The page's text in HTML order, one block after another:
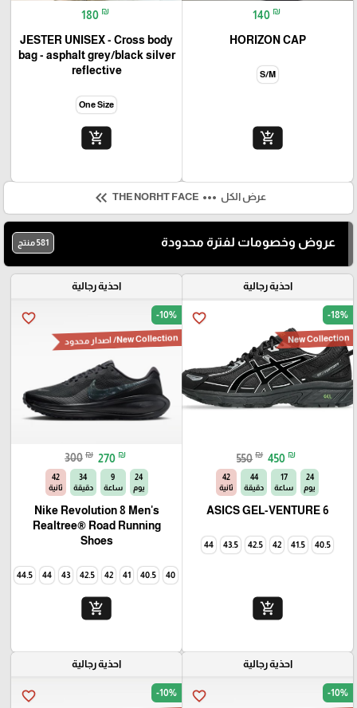
🎓
140 ₪
HORIZON CAP
S/M
add_shopping_cart
180 ₪
JESTER UNISEX - Cross body
bag - asphalt grey/black silver
reflective
One Size
add_shopping_cart
عرض الكل more_horiz
THE NORHT FACE
keyboard_double_arrow_left
عروض وخصومات لفترة محدودة 581 منتج
احذية رجالية
favorite_border -18%
New Collection
550 ₪ 450 ₪
24
يوم
17
ساعة
44
دقيقة
40
ثانية
ASICS GEL-VENTURE 6
40.5
41.5
42
42.5
43.5
44
add_shopping_cart
احذية رجالية
favorite_border -10%
New Collection/ اصدار محدود
300 ₪ 270 ₪
24
يوم
9
ساعة
34
دقيقة
40
ثانية
Nike Revolution 8 Men's
Realtree® Road Running
Shoes
40
40.5
41
42
42.5
43
44
44.5
add_shopping_cart
احذية رجالية
favorite_border -10%
احذية رجالية
favorite_border -10%